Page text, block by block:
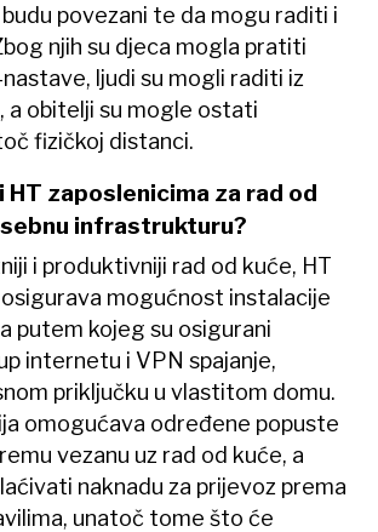
povezani te da mogu raditi i
njih su djeca mogla pratiti
ljudi su mogli raditi iz
a obitelji su mogle ostati
fizičkoj distanci.
HT zaposlenicima za rad od
infrastrukturu?
i produktivniji rad od kuće, HT
mogućnost instalacije
putem kojeg su osigurani
internetu i VPN spajanje,
priključku u vlastitom domu.
omogućava određene popuste
vezanu uz rad od kuće, a
naknadu za prijevoz prema
unatoč tome što će